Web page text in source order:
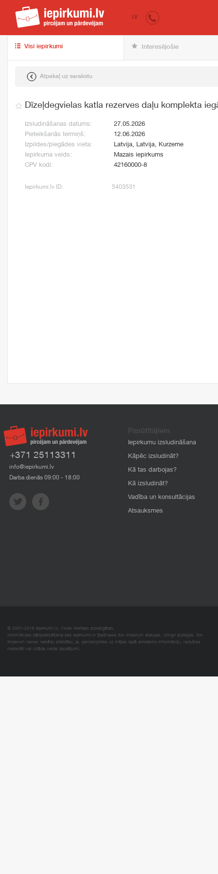
iepirkumi.lv
LV
Visi iepirkumi Interesējošie
Atpakaļ uz sarakstu
Dīzeļdegvielas katla rezerves daļu komplekta
Izsludināšanas datums:
27.05.2026
Pieteikšanās termiņš:
12.06.2026
Izpildes/piegādes vieta:
Latvija, Latvija, Kurzeme
Iepirkuma veids:
Mazais iepirkums
CPV kodi:
42160000-8
Iepirkumi.lv ID: 5403531
+371 25113311
info@iepirkumi.lv
Darba dienās 09:00 - 18:00
Pasūtītājiem
Iepirkumu izsludināšana
Kāpēc izsludināt?
Kā tas darbojas?
Kā izsludināt?
Vadība un konsultācijas
Atsauksmes
© 2007–2018 Iepirkumi.lv. Visas tiesības aizsargātas.
Informācijas pārpublicēšana bez iepirkumi.lv īpašnieka SIA Imperum atļaujas, stingri aizliegta. SIA
Imperum nenes nekādu atbildību, ja, pamatojoties uz mājas lapā atrodamo informāciju, radušies
materiāli vai citāda veida zaudējumi.